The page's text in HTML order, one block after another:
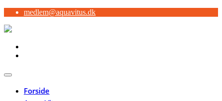
medlem@aquavitus.dk
Forside